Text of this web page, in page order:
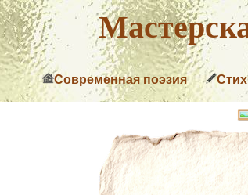
Современная поэзия